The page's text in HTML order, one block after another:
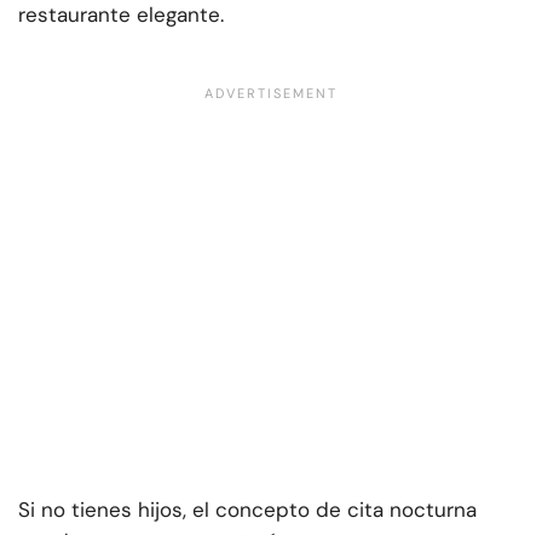
restaurante elegante.
Si no tienes hijos, el concepto de cita nocturna